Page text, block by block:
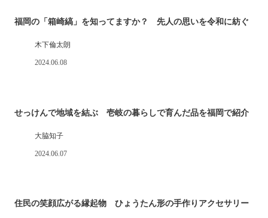
福岡の「箱崎縞」を知ってますか？ 先人の思いを令和に紡ぐ
木下倫太朗
2024.06.08
せっけんで地域を結ぶ 壱岐の暮らしで育んだ品を福岡で紹介
大脇知子
2024.06.07
住民の笑顔広がる縁起物 ひょうたん形の手作りアクセサリー